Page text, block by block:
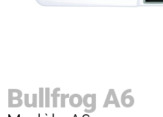
Bullfrog A6